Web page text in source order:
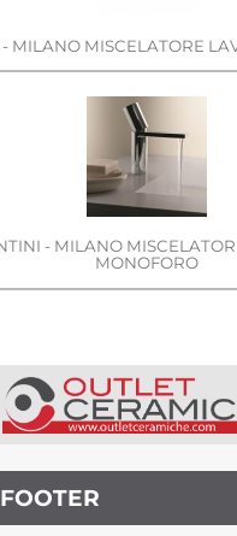
MILANO MISCELATORE
- MILANO
MONOFORO